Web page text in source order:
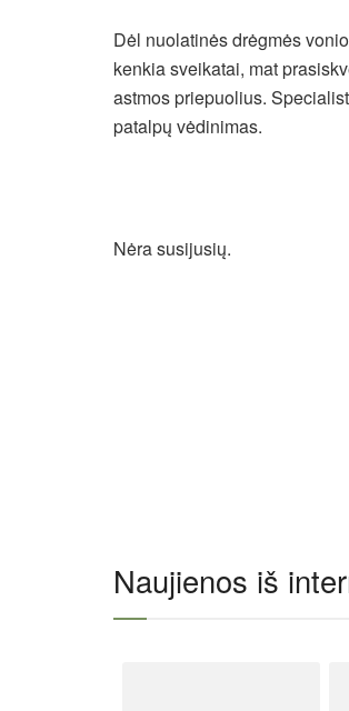
Dėl nuolatinės drėgmės
kenkia sveikatai, mat
astmos priepuolius.
patalpų vėdinimas.
Nėra susijusių.
Naujienos iš